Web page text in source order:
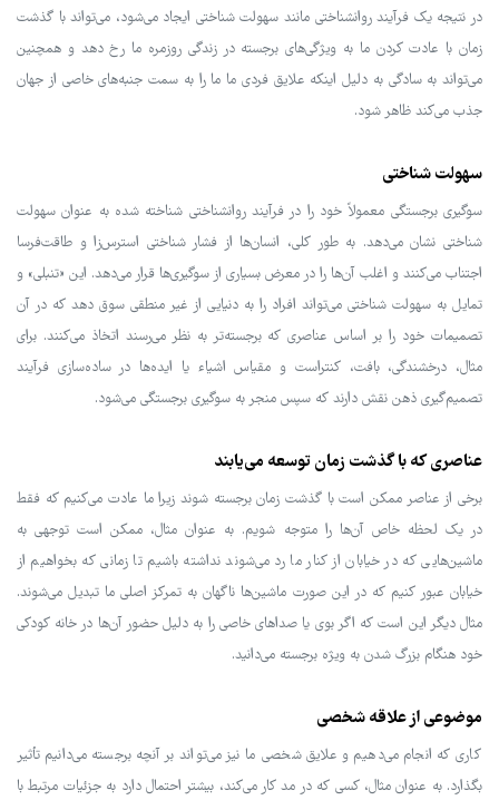
در نتیجه یک فرآیند روانشناختی مانند سهولت شناختی ایجاد می‌شود، می‌تواند با گذشت
زمان با عادت کردن ما به ویژگی‌های برجسته در زندگی روزمره ما رخ دهد و همچنین
می‌تواند به سادگی به دلیل اینکه علایق فردی ما ما را به سمت جنبه‌های خاصی از جهان
جذب می‌کند ظاهر شود.
سهولت شناختی
سوگیری برجستگی معمولاً خود را در فرآیند روانشناختی شناخته شده به عنوان سهولت
شناختی نشان می‌دهد. به طور کلی، انسان‌ها از فشار شناختی استرس‌زا و طاقت‌فرسا
اجتناب می‌کنند و اغلب آن‌ها را در معرض بسیاری از سوگیری‌ها قرار می‌دهد. این «تنبلی» و
تمایل به سهولت شناختی می‌تواند افراد را به دنیایی از غیر منطقی سوق دهد که در آن
تصمیمات خود را بر اساس عناصری که برجسته‌تر به نظر می‌رسند اتخاذ می‌کنند. برای
مثال، درخشندگی، بافت، کنتراست و مقیاس اشیاء یا ایده‌ها در ساده‌سازی فرآیند
تصمیم‌گیری ذهن نقش دارند که سپس منجر به سوگیری برجستگی می‌شود.
عناصری که با گذشت زمان توسعه می‌یابند
برخی از عناصر ممکن است با گذشت زمان برجسته شوند زیرا ما عادت می‌کنیم که فقط
در یک لحظه خاص آن‌ها را متوجه شویم. به عنوان مثال، ممکن است توجهی به
ماشین‌هایی که در خیابان از کنار ما رد می‌شوند نداشته باشیم تا زمانی که بخواهیم از
خیابان عبور کنیم که در این صورت ماشین‌ها ناگهان به تمرکز اصلی ما تبدیل می‌شوند.
مثال دیگر این است که اگر بوی یا صداهای خاصی را به دلیل حضور آن‌ها در خانه کودکی
خود هنگام بزرگ شدن به ویژه برجسته می‌دانید.
موضوعی از علاقه شخصی
کاری که انجام می‌دهیم و علایق شخصی ما نیز می‌تواند بر آنچه برجسته می‌دانیم تأثیر
بگذارد. به عنوان مثال، کسی که در مد کار می‌کند، بیشتر احتمال دارد به جزئیات مرتبط با